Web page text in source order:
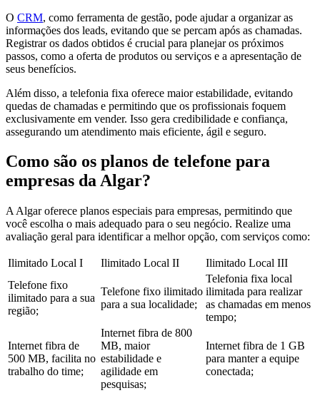
O CRM, como ferramenta de gestão, pode ajudar a organizar as
informações dos leads, evitando que se percam após as chamadas.
Registrar os dados obtidos é crucial para planejar os próximos
passos, como a oferta de produtos ou serviços e a apresentação de
seus benefícios.
Além disso, a telefonia fixa oferece maior estabilidade, evitando
quedas de chamadas e permitindo que os profissionais foquem
exclusivamente em vender. Isso gera credibilidade e confiança,
assegurando um atendimento mais eficiente, ágil e seguro.
Como são os planos de telefone para
empresas da Algar?
A Algar oferece planos especiais para empresas, permitindo que
você escolha o mais adequado para o seu negócio. Realize uma
avaliação geral para identificar a melhor opção, com serviços como:
Ilimitado Local I Ilimitado Local II
Ilimitado Local III
Telefone fixo
ilimitado para a sua
região;
Telefone fixo ilimitado
para a sua localidade;
Telefonia fixa local
ilimitada para realizar
as chamadas em menos
tempo;
Internet fibra de
500 MB, facilita no
trabalho do time;
Internet fibra de 800
MB, maior
estabilidade e
agilidade em
pesquisas;
Internet fibra de 1 GB
para manter a equipe
conectada;